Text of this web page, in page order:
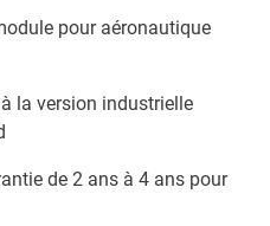
pour aéronautique
la version industrielle
de 2 ans à 4 ans pour